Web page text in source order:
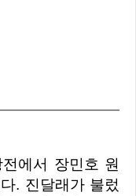
에서 장민호 원
. 진달래가 불렀